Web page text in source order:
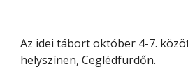
Az idei tábort október 4-7.
helyszínen, Ceglédfürdőn.